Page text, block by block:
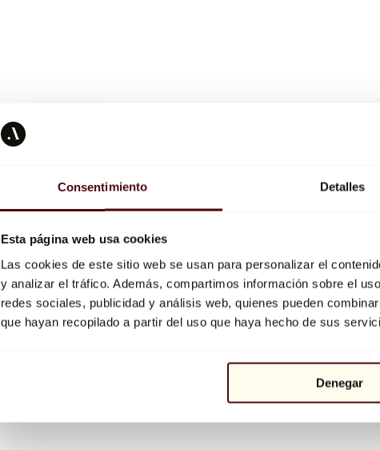
Consentimiento Detalles
Esta página web usa cookies
Las cookies de este sitio web se usan para personalizar el
y analizar el tráfico. Además, compartimos información sobre el
redes sociales, publicidad y análisis web, quienes pueden
que hayan recopilado a partir del uso que haya hecho de sus
Denegar